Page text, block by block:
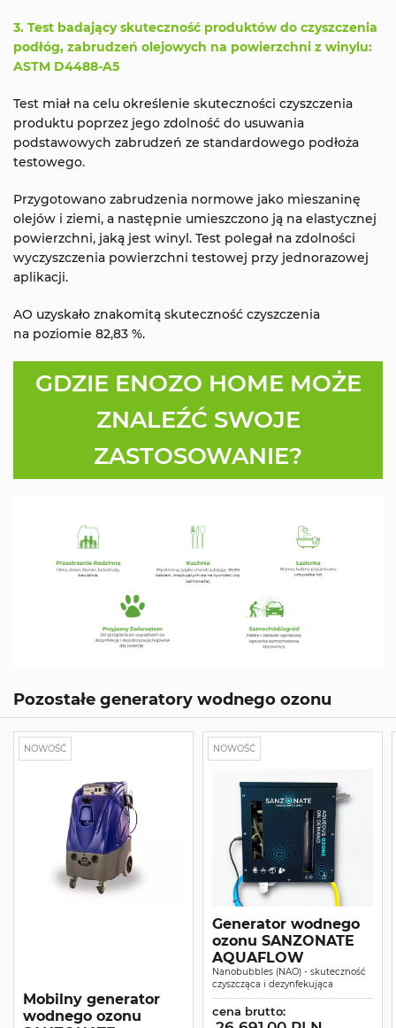
3. Test badający skuteczność produktów do czyszczenia
podłóg, zabrudzeń olejowych na powierzchni z winylu:
ASTM D4488-A5
Test miał na celu określenie skuteczności czyszczenia
produktu poprzez jego zdolność do usuwania
podstawowych zabrudzeń ze standardowego podłoża
testowego.
Przygotowano zabrudzenia normowe jako mieszaninę
olejów i ziemi, a następnie umieszczono ją na elastycznej
powierzchni, jaką jest winyl. Test polegał na zdolności
wyczyszczenia powierzchni testowej przy jednorazowej
aplikacji.
AO uzyskało znakomitą skuteczność czyszczenia
na poziomie 82,83 %.
GDZIE ENOZO HOME MOŻE
ZNALEŹĆ SWOJE
ZASTOSOWANIE?
Pozostałe generatory wodnego ozonu
NOWOŚĆ
Mobilny generator
wodnego ozonu
NOWOŚĆ
Generator wodnego
ozonu SANZONATE
AQUAFLOW
Nanobubbles (NAO) - skuteczność
czyszcząca i dezynfekująca
cena brutto: